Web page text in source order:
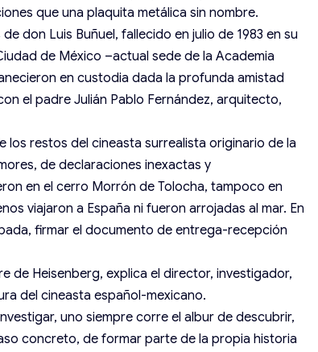
que una plaquita metálica sin nombre.
don Luis Buñuel, fallecido en julio de 1983 en su
de México –actual sede de la Academia
en custodia dada la profunda amistad
el padre Julián Pablo Fernández, arquitecto,
los restos del cineasta surrealista originario de la
de declaraciones inexactas y
en el cerro Morrón de Tolocha, tampoco en
viajaron a España ni fueron arrojadas al mar. En
firmar el documento de entrega-recepción
de Heisenberg, explica el director, investigador,
del cineasta español-mexicano.
uno siempre corre el albur de descubrir,
concreto, de formar parte de la propia historia